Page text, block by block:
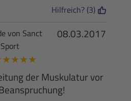
Hilfreich? (3)
08.03.2017
von Sanct
★★★★
der Muskulatur vor